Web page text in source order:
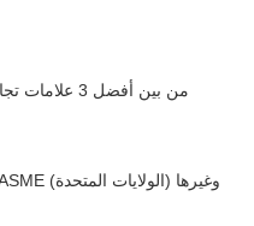
* شهادات ISO 9001 و CE و PED و ASME (الولايات المتحدة) وغيرها